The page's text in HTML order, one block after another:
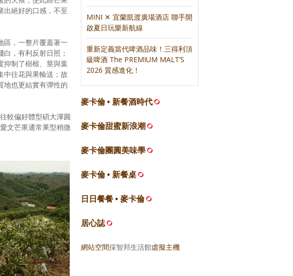
出絕好的口感，不至
區，一整片覆蓋著一
，有利反射日照；
抑制了樹根、莖與葉
中往花與果輸送；故
地也更結實有彈性的
較偏好體型碩大渾圓
文芒果通常果型稍微
MINI ✕ 宜蘭凱渡廣場酒店 聯手開
啟夏日玩樂新航線
重新定義當代啤酒品味！三得利頂
級啤酒 The PREMIUM MALT’S
2026 質感進化！
麥卡倫 • 新餐酒時代
麥卡倫甜蜜新浪潮
麥卡倫團圓美味學
麥卡倫 • 新餐桌
日日餐餐 • 麥卡倫
居心誌
網站空間採智邦生活館虛擬主機